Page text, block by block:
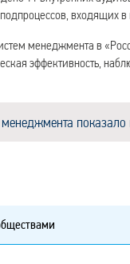
входящих в
менеджмента в
эффективность,
показало